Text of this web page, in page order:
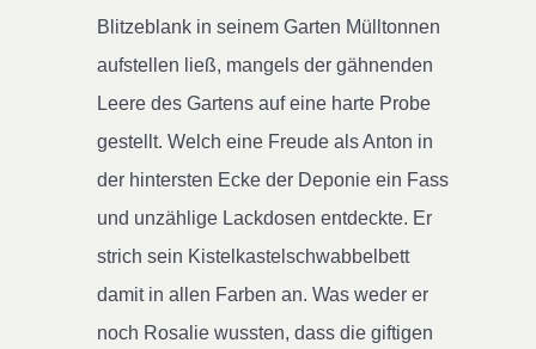
Blitzeblank in seinem Garten Mülltonnen
aufstellen ließ, mangels der gähnenden
Leere des Gartens auf eine harte Probe
gestellt. Welch eine Freude als Anton in
der hintersten Ecke der Deponie ein Fass
und unzählige Lackdosen entdeckte. Er
strich sein Kistelkastelschwabbelbett
damit in allen Farben an. Was weder er
noch Rosalie wussten, dass die giftigen